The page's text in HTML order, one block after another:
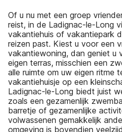
Of u nu met een groep
reist, in de Ladignac-le-Long
vakantiehuis of vakantiepark
reizen past. Kiest u voor een
vakantiewoning, dan geniet u
eigen terras, misschien een
alle ruimte om uw eigen ritme
vakantiehuisje op een
Ladignac-le-Long biedt juist
zoals een gezamenlijk
barretje of gezamenlijke
volwassenen gemakkelijk
omgeving is bovendien